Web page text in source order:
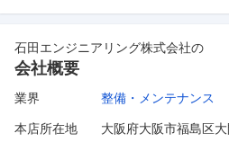
石田エンジニアリング株式会社の
会社概要
業界 整備・メンテナンス
本店所在地 大阪府大阪市福島区